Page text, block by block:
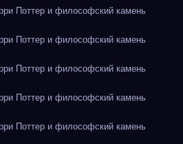
Поттер и философский камень
Поттер и философский камень
Поттер и философский камень
Поттер и философский камень
Поттер и философский камень